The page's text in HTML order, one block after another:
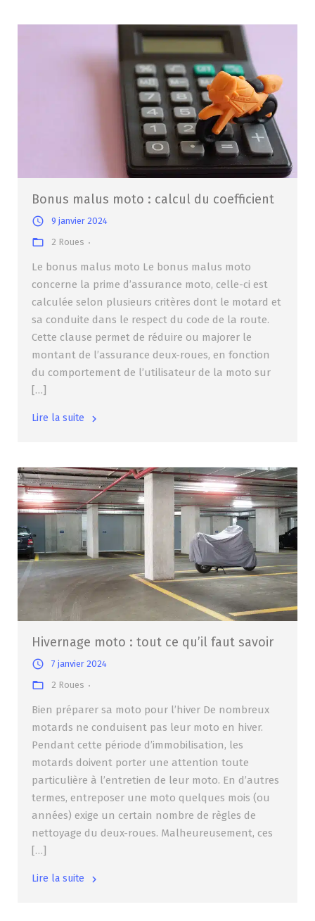
Bonus malus moto : calcul du coefficient
9 janvier 2024
2 Roues
Le bonus malus moto Le bonus malus moto
concerne la prime d’assurance moto, celle-ci est
calculée selon plusieurs critères dont le motard et
sa conduite dans le respect du code de la route.
Cette clause permet de réduire ou majorer le
montant de l’assurance deux-roues, en fonction
du comportement de l’utilisateur de la moto sur
[…]
Lire la suite
Hivernage moto : tout ce qu’il faut savoir
7 janvier 2024
2 Roues
Bien préparer sa moto pour l’hiver De nombreux
motards ne conduisent pas leur moto en hiver.
Pendant cette période d’immobilisation, les
motards doivent porter une attention toute
particulière à l’entretien de leur moto. En d’autres
termes, entreposer une moto quelques mois (ou
années) exige un certain nombre de règles de
nettoyage du deux-roues. Malheureusement, ces
[…]
Lire la suite